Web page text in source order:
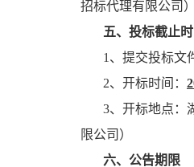
招标代理有限公司）
五、投标截止
1、提交投标文
2、开标时间：
3、开标地点：
限公司）
六、公告期限